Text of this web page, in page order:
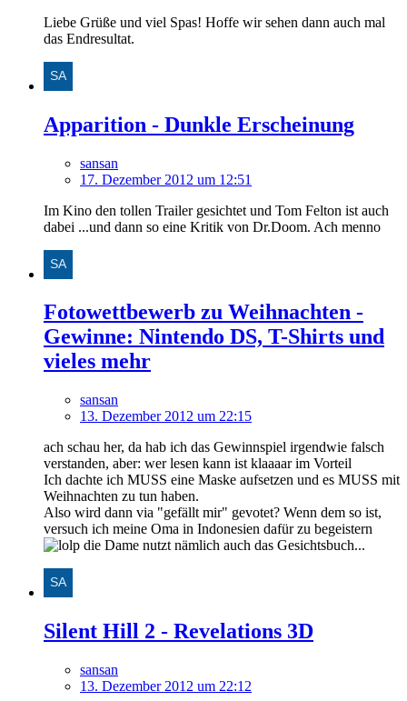
Liebe Grüße und viel Spas! Hoffe wir sehen dann auch mal
das Endresultat.
Apparition - Dunkle Erscheinung
sansan
17. Dezember 2012 um 12:51
Im Kino den tollen Trailer gesichtet und Tom Felton ist auch
dabei ...und dann so eine Kritik von Dr.Doom. Ach menno
Fotowettbewerb zu Weihnachten -
Gewinne: Nintendo DS, T-Shirts und
vieles mehr
sansan
13. Dezember 2012 um 22:15
ach schau her, da hab ich das Gewinnspiel irgendwie falsch
verstanden, aber: wer lesen kann ist klaaaar im Vorteil
Ich dachte ich MUSS eine Maske aufsetzen und es MUSS mit
Weihnachten zu tun haben.
Also wird dann via "gefällt mir" gevotet? Wenn dem so ist,
versuch ich meine Oma in Indonesien dafür zu begeistern
die Dame nutzt nämlich auch das Gesichtsbuch...
Silent Hill 2 - Revelations 3D
sansan
13. Dezember 2012 um 22:12